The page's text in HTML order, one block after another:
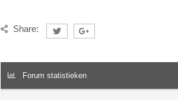
Share:
Forum statistieken